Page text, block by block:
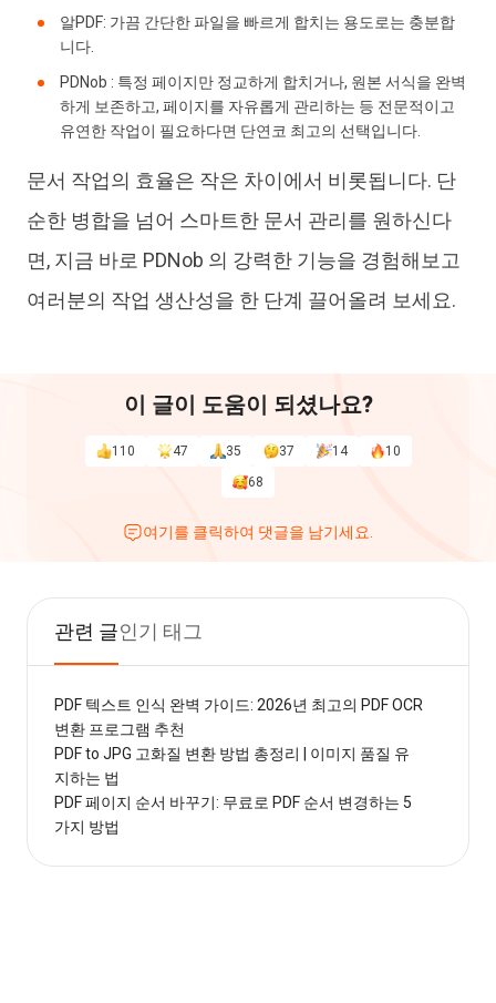
알PDF: 가끔 간단한 파일을 빠르게 합치는 용도로는 충분합
니다.
PDNob : 특정 페이지만 정교하게 합치거나, 원본 서식을 완벽
하게 보존하고, 페이지를 자유롭게 관리하는 등 전문적이고
유연한 작업이 필요하다면 단연코 최고의 선택입니다.
문서 작업의 효율은 작은 차이에서 비롯됩니다. 단
순한 병합을 넘어 스마트한 문서 관리를 원하신다
면, 지금 바로 PDNob 의 강력한 기능을 경험해보고
여러분의 작업 생산성을 한 단계 끌어올려 보세요.
이 글이 도움이 되셨나요?
110 47 35 37 14
10
68
여기를 클릭하여 댓글을 남기세요.
관련 글인기 태그
PDF 텍스트 인식 완벽 가이드: 2026년 최고의 PDF OCR
변환 프로그램 추천
PDF to JPG 고화질 변환 방법 총정리 | 이미지 품질 유
지하는 법
PDF 페이지 순서 바꾸기: 무료로 PDF 순서 변경하는 5
가지 방법